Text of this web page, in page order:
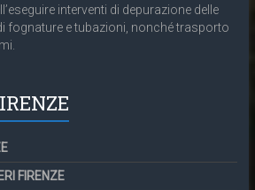
interventi di depurazione delle
fognature e tubazioni, nonché trasporto
FIRENZE